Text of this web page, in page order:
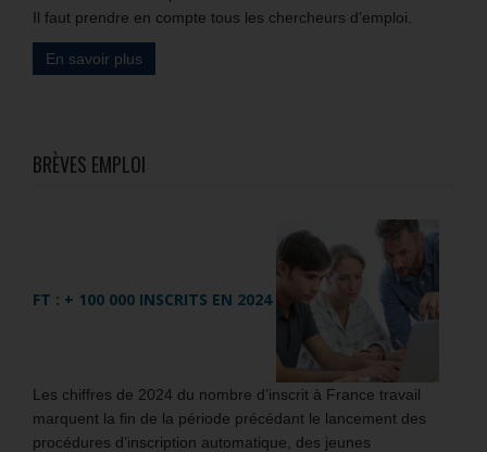
Il faut prendre en compte tous les chercheurs d’emploi.
En savoir plus
BRÈVES EMPLOI
FT : + 100 000 INSCRITS EN 2024
Les chiffres de 2024 du nombre d’inscrit à France travail
marquent la fin de la période précédant le lancement des
procédures d’inscription automatique, des jeunes